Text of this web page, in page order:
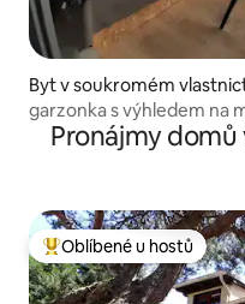
Byt v soukromém
eham
garzonka s výhledem na
Pronájmy
Nejlepší v kategorii
Oblíbené u hostů